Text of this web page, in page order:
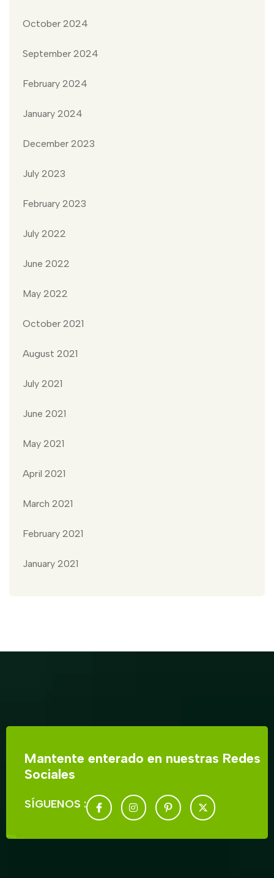
October 2024
September 2024
February 2024
January 2024
December 2023
July 2023
February 2023
July 2022
June 2022
May 2022
October 2021
August 2021
July 2021
June 2021
May 2021
April 2021
March 2021
February 2021
January 2021
Mantente enterado en nuestras Redes
Sociales
SÍGUENOS :